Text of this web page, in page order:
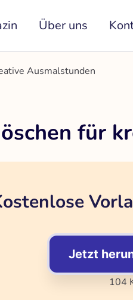
Über uns
Ausmalstunden
für
Jetzt
104